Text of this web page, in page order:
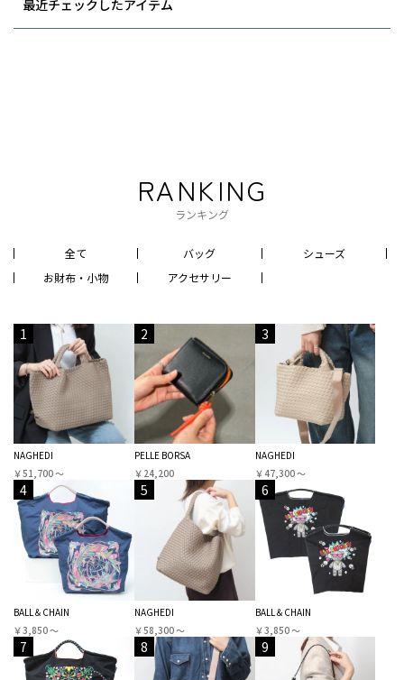
最近チェックしたアイテム
RANKING
ランキング
全て バッグ
シューズ
お財布・小物
アクセサリー
1
NAGHEDI
￥51,700 〜
2
PELLE BORSA
￥24,200
3
NAGHEDI
￥47,300 〜
4
BALL＆CHAIN
￥3,850 〜
5
NAGHEDI
￥58,300 〜
6
BALL＆CHAIN
￥3,850 〜
7 8 9